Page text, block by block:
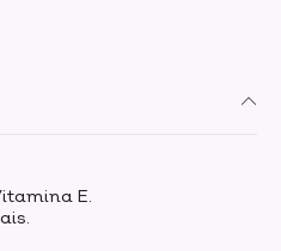
E.